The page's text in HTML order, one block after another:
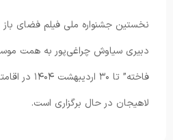
نخستین جشنواره ملی فیلم فضای
دبیری سیاوش چراغی‌پور به همت
فاخته” تا ۳۰
لاهیجان در حال برگزاری است.